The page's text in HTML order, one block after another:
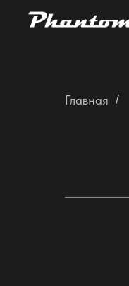
Главная /